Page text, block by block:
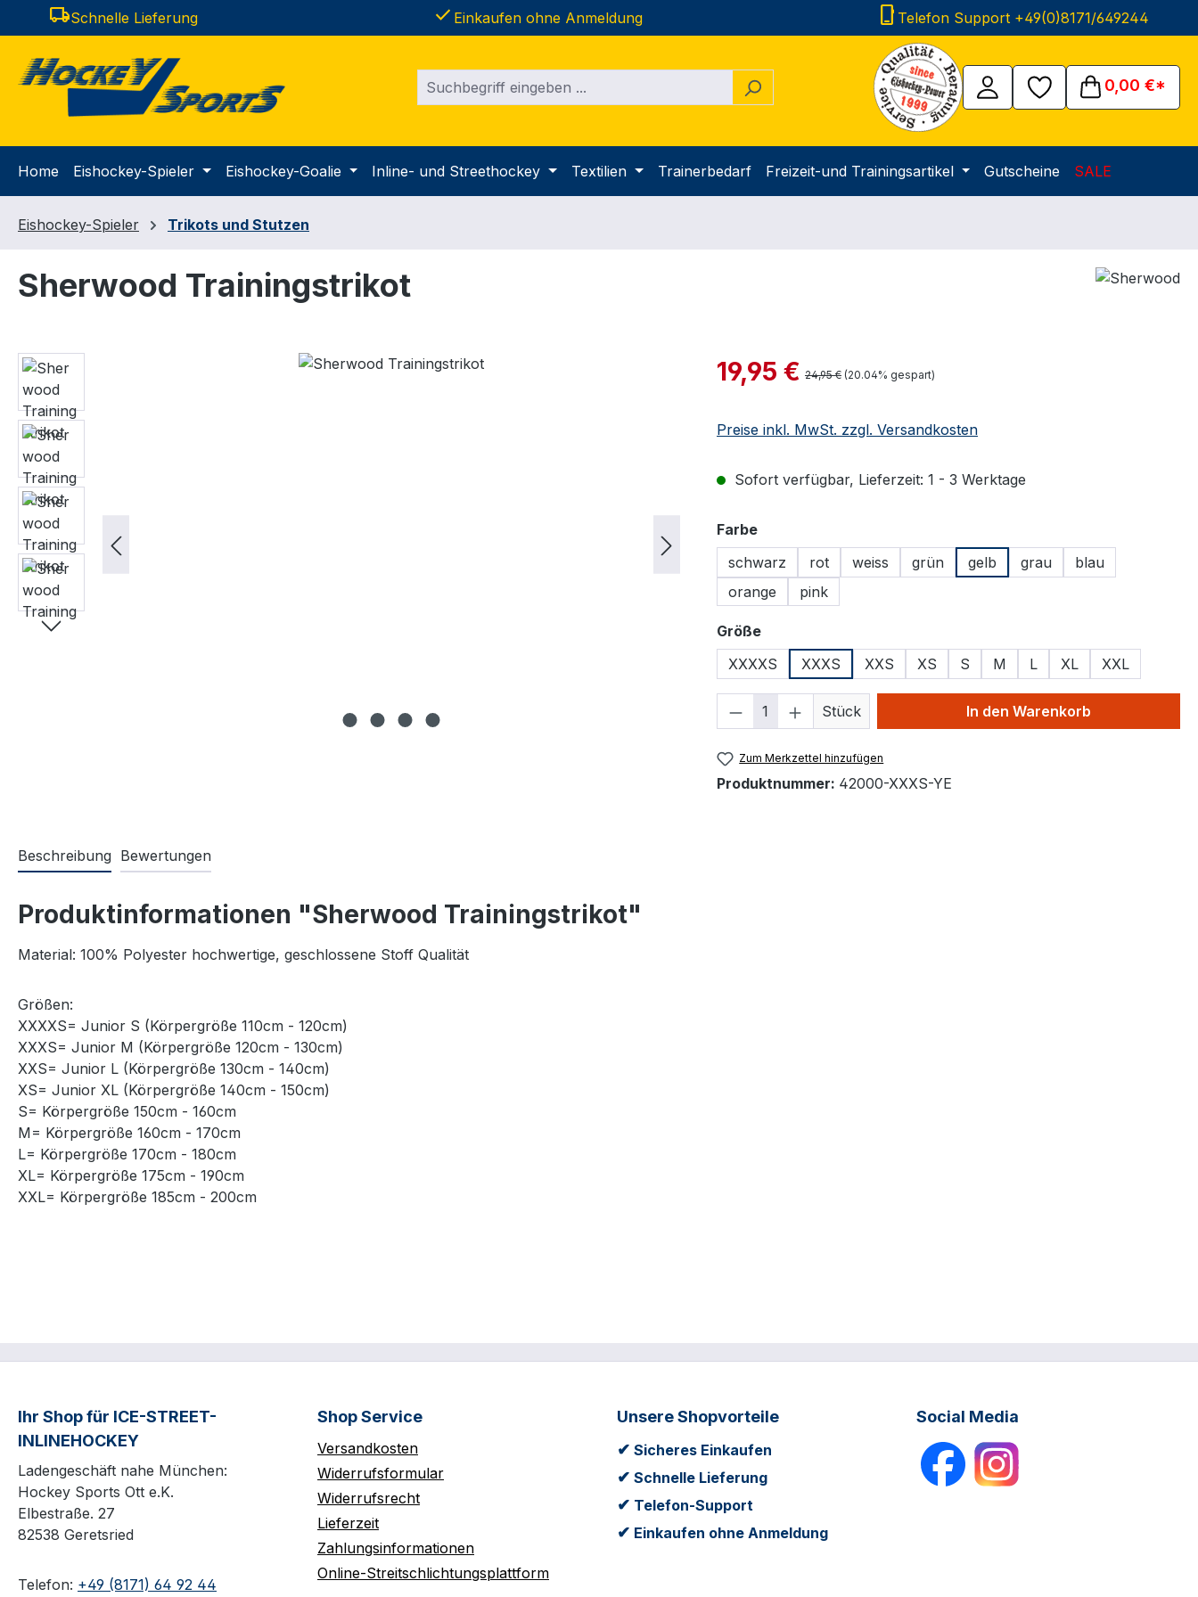
Hauptinhalt springen
Zur Suche springen
Zur Hauptnavigation springen
local_shippingSchnelle Lieferung done Einkaufen ohne Anmeldung phone_iphone Telefon Support +49(0)8171/649244
0,00 €*
Home Eishockey-Spieler Eishockey-Goalie Inline- und Streethockey Textilien Trainerbedarf Freizeit-und Trainingsartikel Gutscheine SALE
Eishockey-Spieler Trikots und Stutzen
Sherwood Trainingstrikot
Bildergalerie überspringen Verkaufspreis:
19,95 € Regulärer Preis:
24,95 € (20.04% gespart)
Preise inkl. MwSt. zzgl. Versandkosten
Sofort verfügbar, Lieferzeit: 1 - 3 Werktage
Farbeauswählen
schwarz
rot weiss grün gelb grau
blau
orange
pink
Größeauswählen
XXXXS
XXXS XXS XS S M L XL XXL
Produkt Anzahl: Gib den gewünschten Wert
Stück In den Warenkorb
Zum Merkzettel hinzufügen
Produktnummer: 42000-XXXS-YE
Beschreibung Bewertungen
Produktinformationen "Sherwood Trainingstrikot"
Material: 100% Polyester hochwertige, geschlossene Stoff Qualität
Größen:
XXXXS= Junior S (Körpergröße 110cm - 120cm)
XXXS= Junior M (Körpergröße 120cm - 130cm)
XXS= Junior L (Körpergröße 130cm - 140cm)
XS= Junior XL (Körpergröße 140cm - 150cm)
S= Körpergröße 150cm - 160cm
M= Körpergröße 160cm - 170cm
L= Körpergröße 170cm - 180cm
XL= Körpergröße 175cm - 190cm
XXL= Körpergröße 185cm - 200cm
Ihr Shop für ICE-STREET-
INLINEHOCKEY
Ladengeschäft nahe München:
Hockey Sports Ott e.K.
Elbestraße. 27
82538 Geretsried
Telefon: +49 (8171) 64 92 44
Shop Service
Versandkosten
Widerrufsformular
Widerrufsrecht
Lieferzeit
Zahlungsinformationen
Online-Streitschlichtungsplattform
Unsere Shopvorteile
✔ Sicheres Einkaufen
✔ Schnelle Lieferung
✔ Telefon-Support
✔ Einkaufen ohne Anmeldung
Social Media